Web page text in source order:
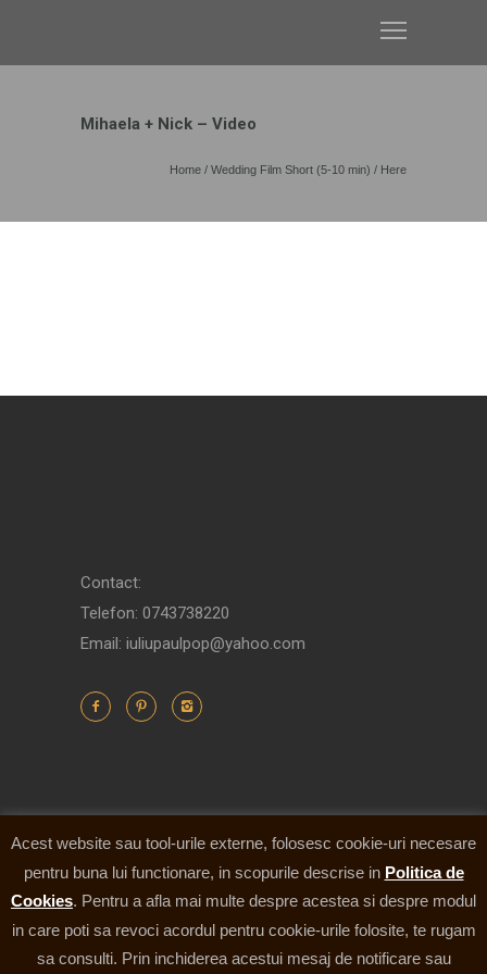
Mihaela + Nick – Video
Home / Wedding Film Short (5-10 min) / Here
Contact:
Telefon: 0743738220
Email: iuliupaulpop@yahoo.com
Acest website sau tool-urile externe, folosesc cookie-uri necesare
pentru buna lui functionare, in scopurile descrise in Politica de
Cookies. Pentru a afla mai multe despre acestea si despre modul
in care poti sa revoci acordul pentru cookie-urile folosite, te rugam
sa consulti. Prin inchiderea acestui mesaj de notificare sau